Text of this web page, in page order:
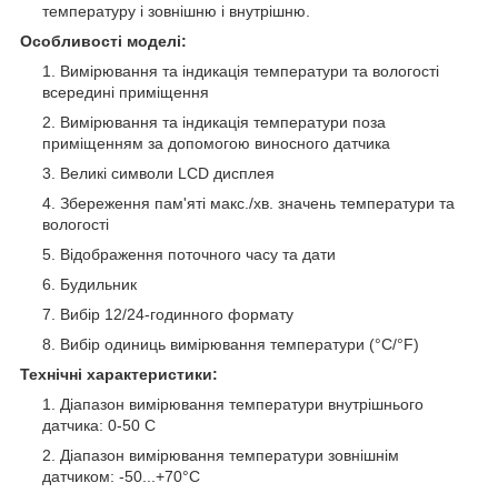
температуру і зовнішню і внутрішню.
Особливості моделі:
Вимірювання та індикація температури та вологості
всередині приміщення
Вимірювання та індикація температури поза
приміщенням за допомогою виносного датчика
Великі символи LCD дисплея
Збереження пам'яті макс./хв. значень температури та
вологості
Відображення поточного часу та дати
Будильник
Вибір 12/24-годинного формату
Вибір одиниць вимірювання температури (°C/°F)
Технічні характеристики:
Діапазон вимірювання температури внутрішнього
датчика: 0-50 С
Діапазон вимірювання температури зовнішнім
датчиком: -50...+70°C